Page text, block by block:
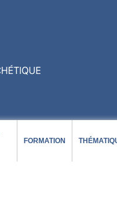
FORMATION